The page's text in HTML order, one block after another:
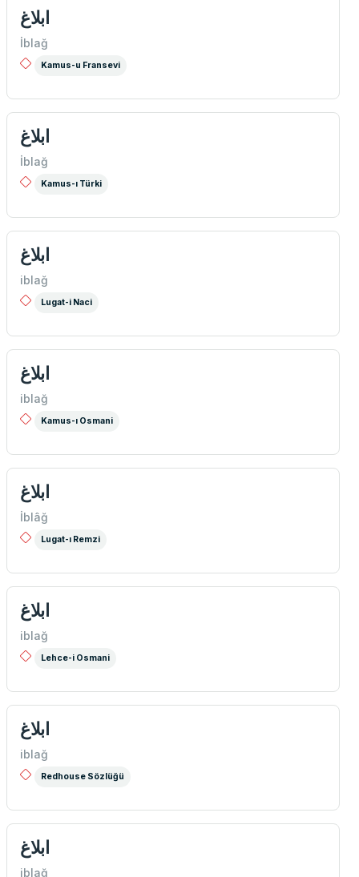
ابلاغ
İblağ
Kamus-u Fransevi
ابلاغ
İblağ
Kamus-ı Türki
ابلاغ
iblağ
Lugat-i Naci
ابلاغ
iblağ
Kamus-ı Osmani
ابلاغ
İblâğ
Lugat-ı Remzi
ابلاغ
iblağ
Lehce-i Osmani
ابلاغ
iblağ
Redhouse Sözlüğü
ابلاغ
iblağ